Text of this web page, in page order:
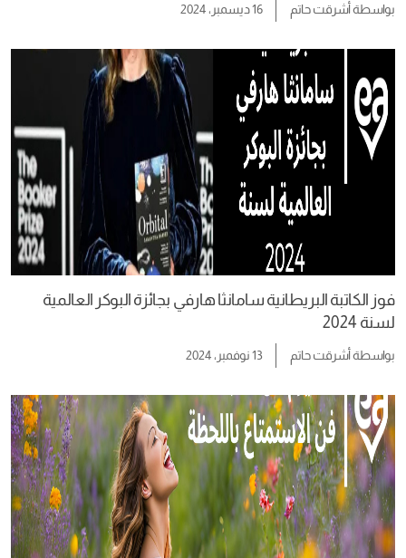
بواسطةأشرقت حاتم 16 ديسمبر، 2024
فوز الكاتبة البريطانية سامانثا هارفي بجائزة البوكر العالمية
لسنة 2024
بواسطةأشرقت حاتم 13 نوفمبر، 2024